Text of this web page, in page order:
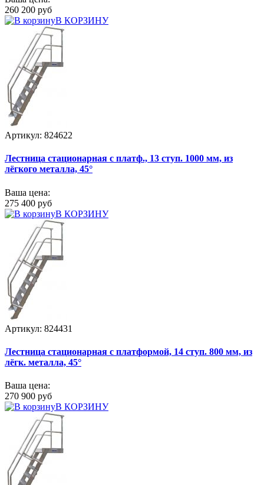
260 200 руб
В КОРЗИНУ
Артикул: 824622
Лестница стационарная с платф., 13 ступ. 1000 мм, из
лёгкого металла, 45°
Ваша цена:
275 400 руб
В КОРЗИНУ
Артикул: 824431
Лестница стационарная с платформой, 14 ступ. 800 мм, из
лёгк. металла, 45°
Ваша цена:
270 900 руб
В КОРЗИНУ